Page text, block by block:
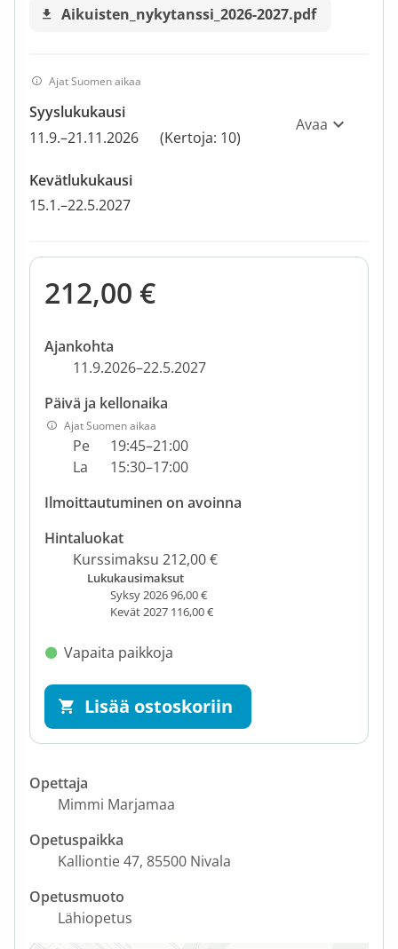
Aikuisten_nykytanssi_2026-2027.pdf
Ajat Suomen aikaa
Syyslukukausi
11.9.–21.11.2026
(Kertoja: 10)
Avaa
Kevätlukukausi
15.1.–22.5.2027
212,00 €
Ajankohta
11.9.2026–22.5.2027
Päivä ja kellonaika
Ajat Suomen aikaa
Pe
19:45–21:00
La
15:30–17:00
Ilmoittautuminen on avoinna
Hintaluokat
Kurssimaksu 212,00 €
Lukukausimaksut
Syksy 2026 96,00 €
Kevät 2027 116,00 €
Vapaita paikkoja
Lisää ostoskoriin
Opettaja
Mimmi Marjamaa
Opetuspaikka
Kalliontie 47, 85500 Nivala
Opetusmuoto
Lähiopetus